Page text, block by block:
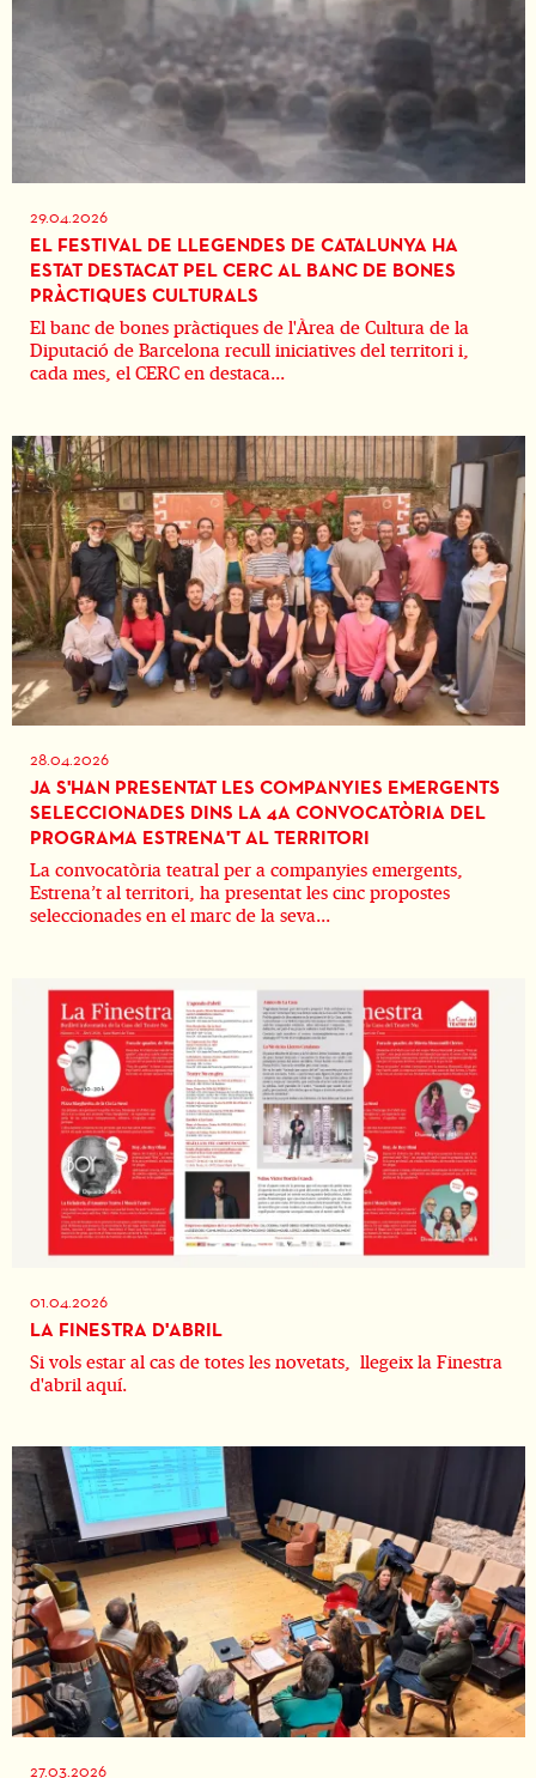
29.04.2026
EL FESTIVAL DE LLEGENDES DE CATALUNYA HA
ESTAT DESTACAT PEL CERC AL BANC DE BONES
PRÀCTIQUES CULTURALS
El banc de bones pràctiques de l'Àrea de Cultura de la
Diputació de Barcelona recull iniciatives del territori i,
cada mes, el CERC en destaca...
28.04.2026
JA S'HAN PRESENTAT LES COMPANYIES EMERGENTS
SELECCIONADES DINS LA 4A CONVOCATÒRIA DEL
PROGRAMA ESTRENA'T AL TERRITORI
La convocatòria teatral per a companyies emergents,
Estrena’t al territori, ha presentat les cinc propostes
seleccionades en el marc de la seva...
01.04.2026
LA FINESTRA D'ABRIL
Si vols estar al cas de totes les novetats, llegeix la Finestra
d'abril aquí.
27.03.2026